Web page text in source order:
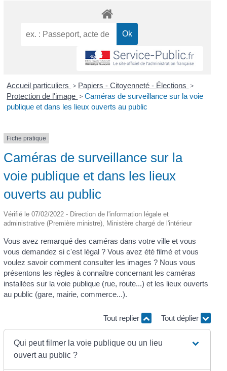
Accueil particuliers > Papiers - Citoyenneté - Élections >
Protection de l'image > Caméras de surveillance sur la voie
publique et dans les lieux ouverts au public
Fiche pratique
Caméras de surveillance sur la
voie publique et dans les lieux
ouverts au public
Vérifié le 07/02/2022 - Direction de l'information légale et
administrative (Première ministre), Ministère chargé de l'intérieur
Vous avez remarqué des caméras dans votre ville et vous
vous demandez si c'est légal ? Vous avez été filmé et vous
voulez savoir comment consulter les images ? Nous vous
présentons les règles à connaître concernant les caméras
installées sur la voie publique (rue, route...) et les lieux ouverts
au public (gare, mairie, commerce...).
Tout replier Tout déplier
Qui peut filmer la voie publique ou un lieu
ouvert au public ?